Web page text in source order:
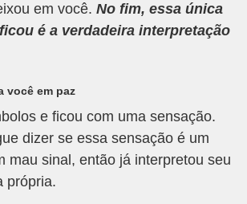
em você. No fim, essa única
é a verdadeira interpretação
você em paz
e ficou com uma sensação.
dizer se essa sensação é um
mau sinal, então já interpretou seu
própria.